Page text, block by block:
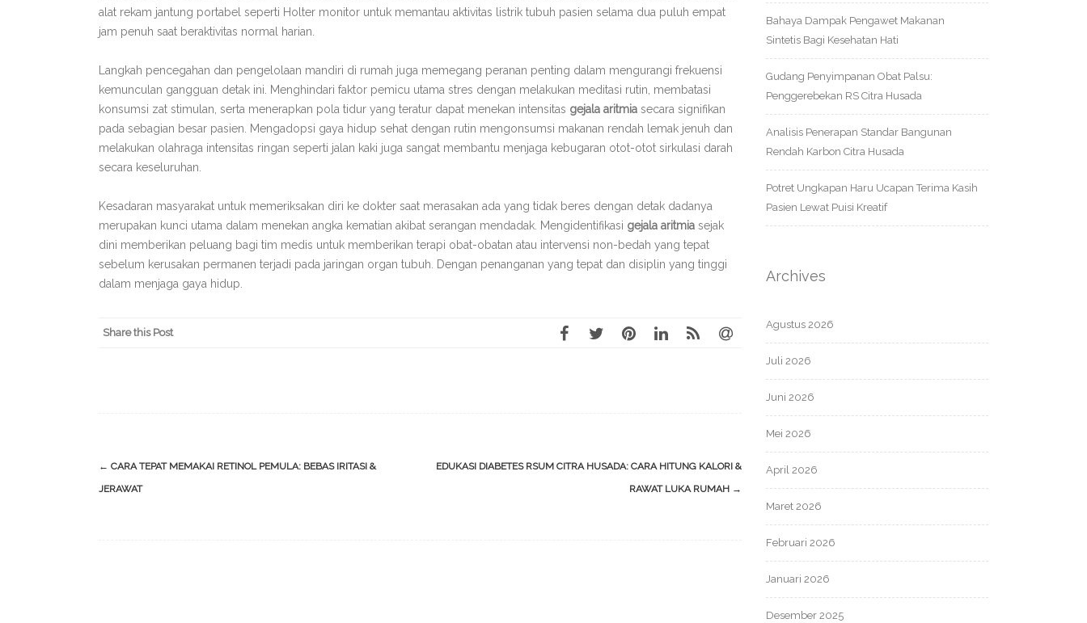
alat rekam jantung portabel seperti Holter monitor untuk memantau aktivitas listrik tubuh pasien selama dua puluh empat
jam penuh saat beraktivitas normal harian.
Langkah pencegahan dan pengelolaan mandiri di rumah juga memegang peranan penting dalam mengurangi frekuensi
kemunculan gangguan detak ini. Menghindari faktor pemicu utama stres dengan melakukan meditasi rutin, membatasi
konsumsi zat stimulan, serta menerapkan pola tidur yang teratur dapat menekan intensitas gejala aritmia secara signifikan
pada sebagian besar pasien. Mengadopsi gaya hidup sehat dengan rutin mengonsumsi makanan rendah lemak jenuh dan
melakukan olahraga intensitas ringan seperti jalan kaki juga sangat membantu menjaga kebugaran otot-otot sirkulasi darah
secara keseluruhan.
Kesadaran masyarakat untuk memeriksakan diri ke dokter saat merasakan ada yang tidak beres dengan detak dadanya
merupakan kunci utama dalam menekan angka kematian akibat serangan mendadak. Mengidentifikasi gejala aritmia sejak
dini memberikan peluang bagi tim medis untuk memberikan terapi obat-obatan atau intervensi non-bedah yang tepat
sebelum kerusakan permanen terjadi pada jaringan organ tubuh. Dengan penanganan yang tepat dan disiplin yang tinggi
dalam menjaga gaya hidup.
Share this Post
Post
navigation
← CARA TEPAT MEMAKAI RETINOL PEMULA: BEBAS IRITASI &
JERAWAT
EDUKASI DIABETES RSUM CITRA HUSADA: CARA HITUNG KALORI &
RAWAT LUKA RUMAH →
Bahaya Dampak Pengawet Makanan
Sintetis Bagi Kesehatan Hati
Gudang Penyimpanan Obat Palsu:
Penggerebekan RS Citra Husada
Analisis Penerapan Standar Bangunan
Rendah Karbon Citra Husada
Potret Ungkapan Haru Ucapan Terima Kasih
Pasien Lewat Puisi Kreatif
Archives
Agustus 2026
Juli 2026
Juni 2026
Mei 2026
April 2026
Maret 2026
Februari 2026
Januari 2026
Desember 2025